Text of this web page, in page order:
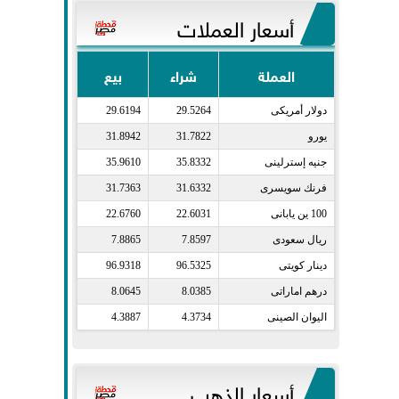
أسعار العملات
العملة شراء بيع
دولار أمريكى​ 29.5264
29.6194
يورو​ 31.7822
31.8942
جنيه إسترلينى​ 35.8332
35.9610
فرنك سويسرى​ 31.6332
31.7363
100 ين يابانى​ 22.6031
22.6760
ريال سعودى​ 7.8597
7.8865
دينار كويتى​ 96.5325
96.9318
درهم اماراتى​ 8.0385
8.0645
اليوان الصينى​ 4.3734
4.3887
أسعار الذهب